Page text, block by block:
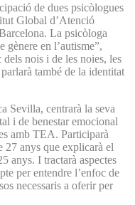
de dues psicòlogues
Global d’Atenció
La psicòloga
gènere en l’autisme”,
nois i de les noies, les
també de la identitat
Sevilla, centrarà la seva
i de benestar emocional
amb TEA. Participarà
27 anys que explicarà el
anys. I tractarà aspectes
per entendre l’enfoc de
necessaris a oferir per